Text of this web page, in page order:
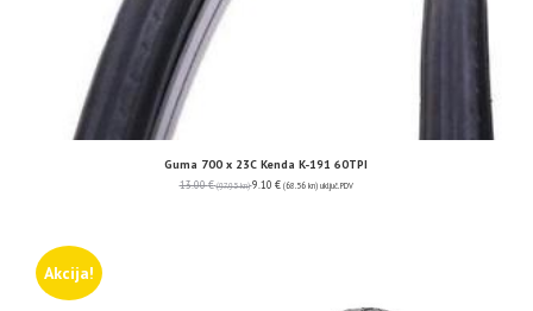
Guma 700 x 23C Kenda K-191 60TPI
13.00€ (97.95 kn) 9.10 € (68.56 kn) uključ. PDV
Akcija!